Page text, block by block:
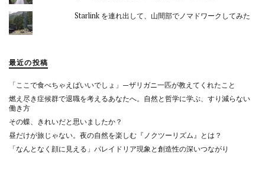
Starlink を連れ出して、山間部でノマドワークしてみた
最近の投稿
「ここで食べちゃえばいいでしょ」—ザリガニ一匹が教えてくれたこと
燃え尽き症候群で退職を考えるあなたへ。自然と哲学に学ぶ、すり減らない
働き方
その蝶、きれいだと思いましたか？
昼だけが旅じゃない。夜の自然を楽しむ『ノクツーリズム』とは？
「なんとなく顔に見える」パレイドリア現象と創造性の深いつながり